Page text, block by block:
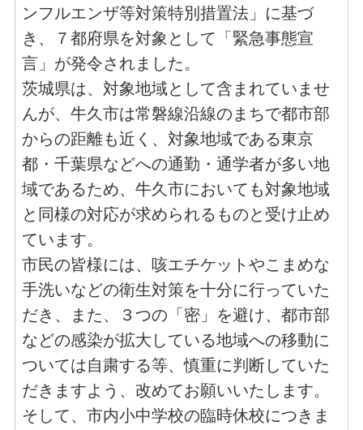
ンフルエンザ等対策特別措置法」に基づ
き、７都府県を対象として「緊急事態宣
言」が発令されました。
茨城県は、対象地域として含まれていませ
んが、牛久市は常磐線沿線のまちで都市部
からの距離も近く、対象地域である東京
都・千葉県などへの通勤・通学者が多い地
域であるため、牛久市においても対象地域
と同様の対応が求められるものと受け止め
ています。
市民の皆様には、咳エチケットやこまめな
手洗いなどの衛生対策を十分に行っていた
だき、また、３つの「密」を避け、都市部
などの感染が拡大している地域への移動に
ついては自粛する等、慎重に判断していた
だきますよう、改めてお願いいたします。
そして、市内小中学校の臨時休校につきま